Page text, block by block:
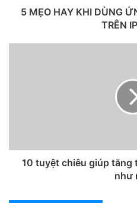
5 MẸO HAY KHI DÙNG
TRÊN
10 tuyệt chiêu giúp tăng
như